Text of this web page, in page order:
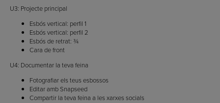
U3: Projecte principal
Esbós vertical: perfil 1
Esbós vertical: perfil 2
Esbós de retrat: ¾
Cara de front
U4: Documentar la teva feina
Fotografiar els teus esbossos
Editar amb Snapseed
Compartir la teva feina a les xarxes socials